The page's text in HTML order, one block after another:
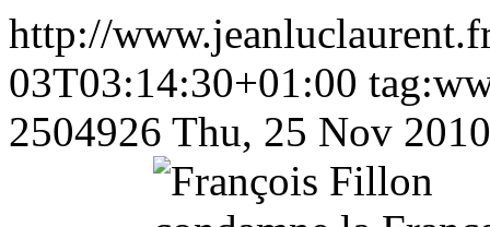
http://
03T03:14:30+01:00
2504926 Thu, 25 Nov